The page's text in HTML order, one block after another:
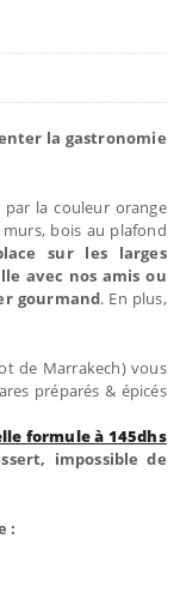
la gastronomie
par la couleur orange
bois au plafond
sur les larges
avec nos amis ou
gourmand. En plus,
de Marrakech) vous
préparés & épicés
formule à 145dhs
impossible de
: